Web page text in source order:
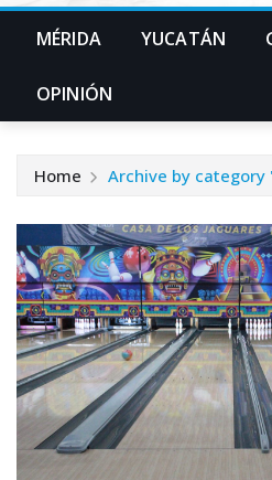
MÉRIDA YUCATÁN
OPINIÓN
Home Archive by category